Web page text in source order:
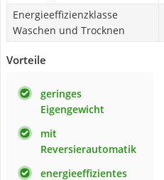
Energieeffizienzklasse
Waschen und Trocknen
Vorteile
geringes
Eigengewicht
mit
Reversierautomatik
energieeffizientes